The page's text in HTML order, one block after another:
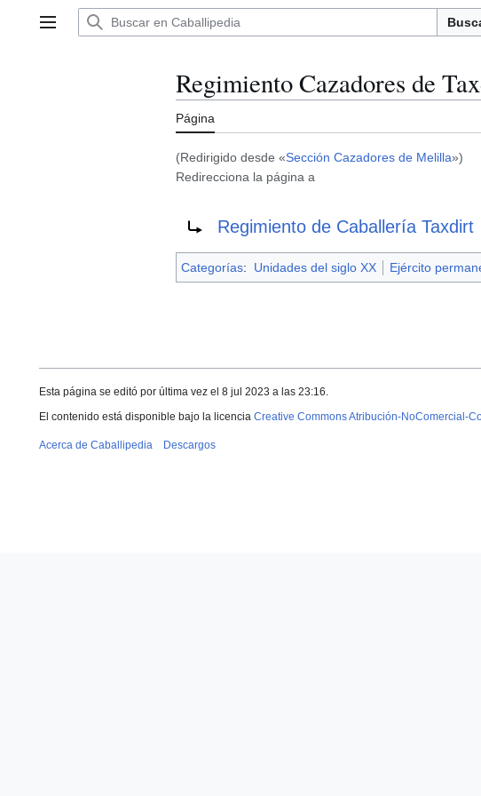
Menú principal
Regimiento Cazadores de
Página
(Redirigido desde «Sección Cazadores de Melilla»)
Redirecciona la página a
Regimiento de Caballería Taxdirt
Categorías: Unidades del siglo XX Ejército
Esta página se editó por última vez el 8 jul 2023 a las 23:16.
El contenido está disponible bajo la licencia Creative Commons Atribución-NoComercial-
Acerca de Caballipedia Descargos